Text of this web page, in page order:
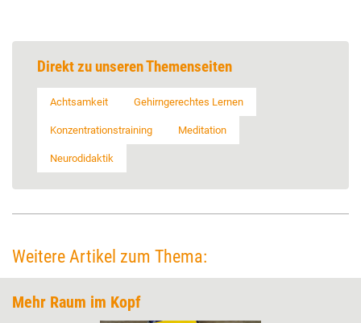
Direkt zu unseren Themenseiten
Achtsamkeit Gehirngerechtes Lernen
Konzentrationstraining Meditation
Neurodidaktik
Weitere Artikel zum Thema:
Mehr Raum im Kopf